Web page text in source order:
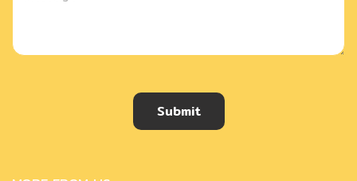
Submit